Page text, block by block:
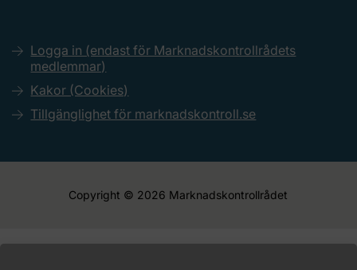
Logga in (endast för Marknadskontrollrådets
medlemmar)
Kakor (Cookies)
Tillgänglighet för marknadskontroll.se
Copyright © 2026 Marknadskontrollrådet